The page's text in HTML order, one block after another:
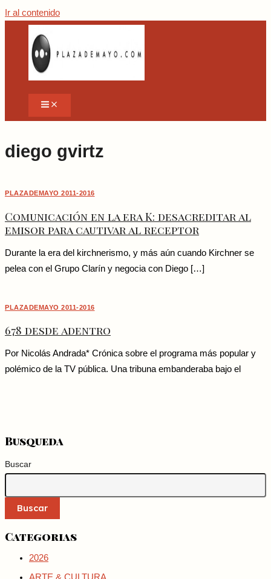
Ir al contenido
diego gvirtz
PLAZADEMAYO 2011-2016
Comunicación en la era K: desacreditar al
emisor para cautivar al receptor
Durante la era del kirchnerismo, y más aún cuando Kirchner se
pelea con el Grupo Clarín y negocia con Diego […]
PLAZADEMAYO 2011-2016
678 desde adentro
Por Nicolás Andrada* Crónica sobre el programa más popular y
polémico de la TV pública. Una tribuna embanderaba bajo el
Busqueda
Buscar
Buscar
Categorias
2026